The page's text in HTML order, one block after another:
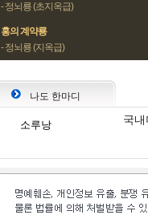
- 정뇌룡 (초지옥급)
홍의 계약룡
- 정뇌룡 (지옥급)
나도 한마디
소루낭 국